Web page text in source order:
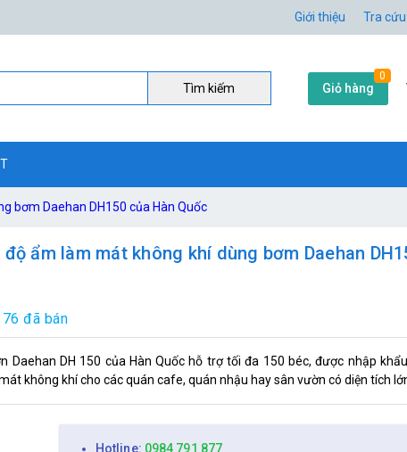
Giới thiệu Tra
Tìm kiếm Giỏ hàng
0
bơm Daehan DH150 của Hàn Quốc
ẩm làm mát không khí dùng bơm Daehan
76 đã bán
Daehan DH 150 của Hàn Quốc hỗ trợ tối đa 150 béc, được nhập
không khí cho các quán cafe, quán nhậu hay sân vườn có diện tích
Hotline: 0984 791 877